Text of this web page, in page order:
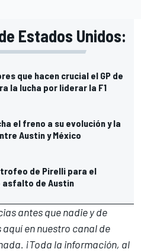
Estados Unidos:
que hacen crucial el GP de
la lucha por liderar la F1
el freno a su evolución y la
Austin y México
de Pirelli para el
asfalto de Austin
antes que nadie y de
aquí en nuestro canal de
¡Toda la información, al